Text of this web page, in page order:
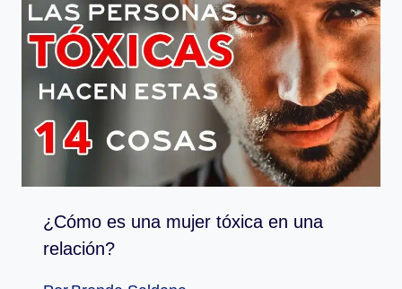
¿Cómo es una mujer tóxica en una
relación?